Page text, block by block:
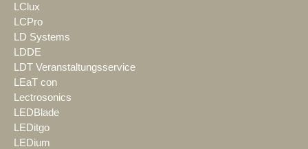
LClux
LCPro
LD Systems
LDDE
LDT Veranstaltungsservice
LEaT con
Lectrosonics
LEDBlade
LEDitgo
LEDium